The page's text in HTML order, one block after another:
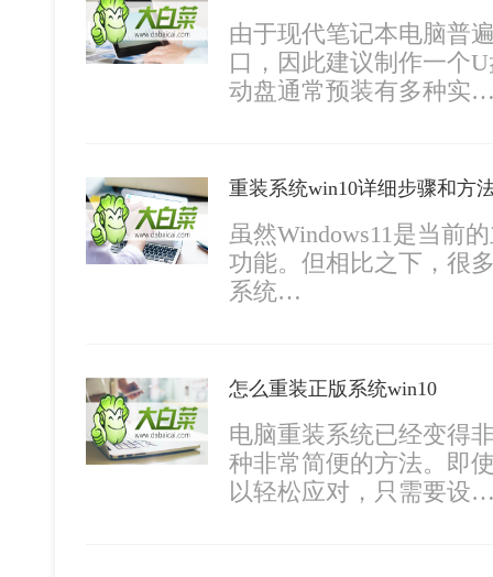
由于现代笔记本电脑普
口，因此建议制作一个
动盘通常预装有多种实
重装系统win10详细步骤和方
虽然Windows11是当前
功能。但相比之下，很
系统…
怎么重装正版系统win10
电脑重装系统已经变得
种非常简便的方法。即
以轻松应对，只需要设